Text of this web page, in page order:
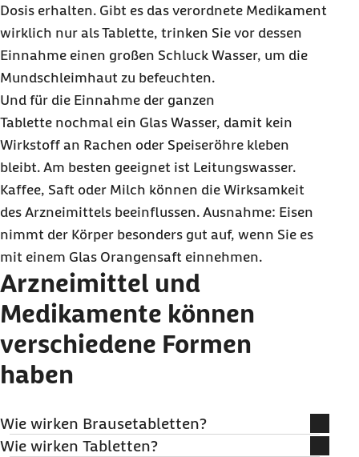
Dosis erhalten. Gibt es das verordnete Medikament
wirklich nur als Tablette, trinken Sie vor dessen
Einnahme einen großen Schluck Wasser, um die
Mundschleimhaut zu befeuchten.
Und für die Einnahme der ganzen
Tablette nochmal ein Glas Wasser, damit kein
Wirkstoff an Rachen oder Speiseröhre kleben
bleibt. Am besten geeignet ist Leitungswasser.
Kaffee, Saft oder Milch können die Wirksamkeit
des Arzneimittels beeinflussen. Ausnahme: Eisen
nimmt der Körper besonders gut auf, wenn Sie es
mit einem Glas Orangensaft einnehmen.
Arzneimittel und
Medikamente können
verschiedene Formen
haben
Wie wirken Brausetabletten?
Sie wirken in der Regel schnell, sind schonend für den Magen -
Wie wirken Tabletten?